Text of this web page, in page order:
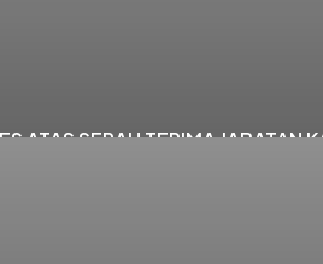
ATAS SERAH TERIMA JABATAN